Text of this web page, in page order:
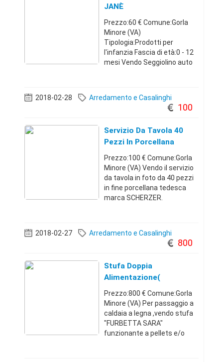
JANÈ
Prezzo:60 € Comune:Gorla
Minore (VA)
Tipologia:Prodotti per
l'infanzia Fascia di età:0 - 12
mesi Vendo Seggiolino auto
scolorita. Cappottina
parapioggia / parasole,
2018-02-28 Arredamento e Casalinghi
100
Servizio Da Tavola 40
Pezzi In Porcellana
Prezzo:100 € Comune:Gorla
Minore (VA) Vendo il servizio
da tavola in foto da 40 pezzi
in fine porcellana tedesca
marca SCHERZER.
da portata rotondo; - Pia
2018-02-27 Arredamento e Casalinghi
800
Stufa Doppia
Alimentazione(
Pellets/legna)
Prezzo:800 € Comune:Gorla
Minore (VA) Per passaggio a
caldaia a legna ,vendo stufa
"FURBETTA SARA"
funzionante a pellets e/o